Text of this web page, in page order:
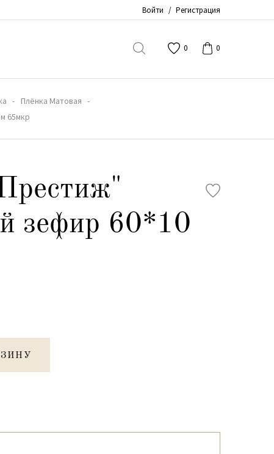
Войти / Регистрация
0 0
Плёнка Матовая
65мкр
зефир 60*10